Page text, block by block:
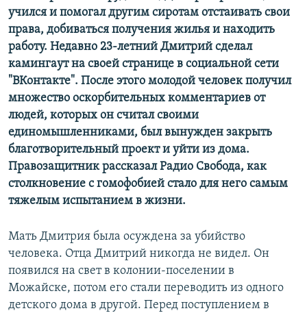
учился и помогал другим сиротам отстаивать свои
права, добиваться получения жилья и находить
работу. Недавно 23-летний Дмитрий сделал
камингаут на своей странице в социальной сети
"ВКонтакте". После этого молодой человек получил
множество оскорбительных комментариев от
людей, которых он считал своими
единомышленниками, был вынужден закрыть
благотворительный проект и уйти из дома.
Правозащитник рассказал Радио Свобода, как
столкновение c гомофобией стало для него самым
тяжелым испытанием в жизни.
Мать Дмитрия была осуждена за убийство
человека. Отца Дмитрий никогда не видел. Он
появился на свет в колонии-поселении в
Можайске, потом его стали переводить из одного
детского дома в другой. Перед поступлением в